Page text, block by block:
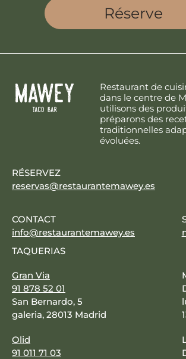
Réserve
Restaurant de
dans le centre de
utilisons des
préparons des
traditionnelles
évoluées.
RÉSERVEZ
reservas@restaurantemawey.es
CONTACT
info@restaurantemawey.es
TAQUERIAS
Gran Via
91 878 52 01
San Bernardo, 5
galeria, 28013 Madrid
Olid
91 011 71 03